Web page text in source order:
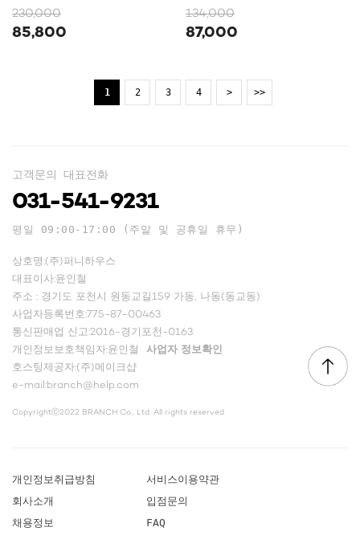
230,000
85,800
134,000
87,000
1 2 3 4 > >>
고객문의 대표전화
031-541-9231
평일 09:00-17:00 (주말 및 공휴일 휴무)
상호명:(주)퍼니하우스
대표이사:윤인철
주소 : 경기도 포천시 원동교길159 가동, 나동(동교동)
사업자등록번호:775-87-00463
통신판매업 신고:2016-경기포천-0163
개인정보보호책임자:윤인철
사업자 정보확인
호스팅제공자:(주)메이크샵
e-mail:branch@help.com
Copyrightⓒ2022 BRANCH Co., Ltd. All rights reserved
개인정보취급방침
서비스이용약관
회사소개
입점문의
채용정보
FAQ